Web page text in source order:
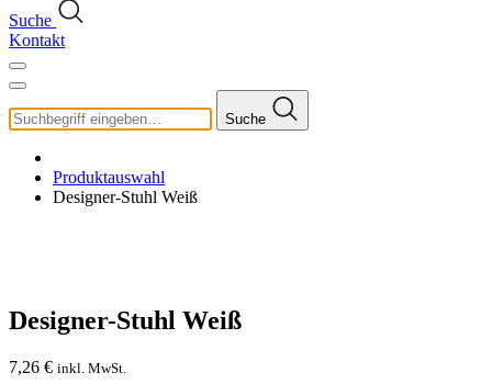
Suche
Kontakt
Suche
Produktauswahl
Designer-Stuhl Weiß
Designer-Stuhl Weiß
7,26 € inkl. MwSt.